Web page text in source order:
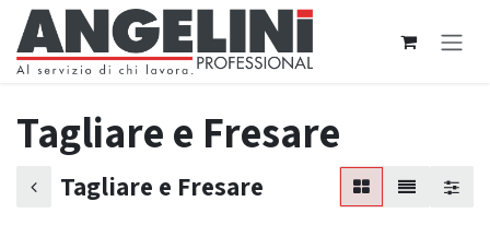
Passa al contenuto
Tagliare e Fresare
Tagliare e Fresare